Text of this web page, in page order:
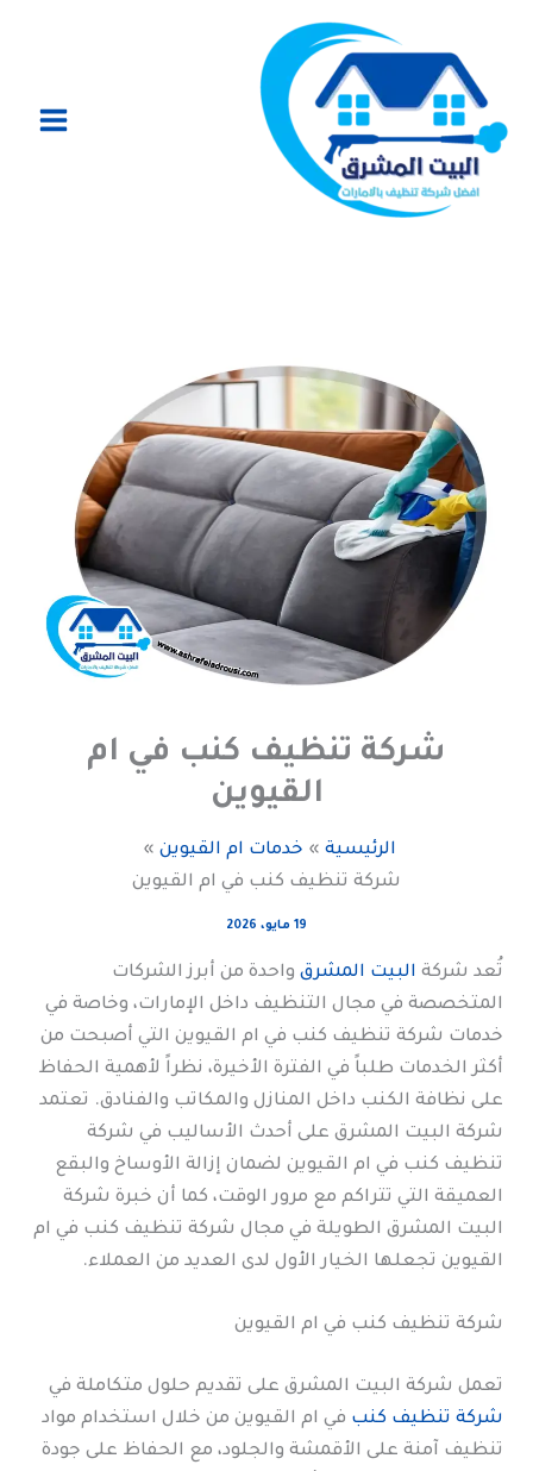
المحتوى
شركة تنظيف كنب في ام
القيوين
الرئيسية
خدمات ام القيوين
شركة تنظيف كنب في ام القيوين
19 مايو، 2026
تُعد شركة البيت المشرق واحدة من أبرز الشركات
المتخصصة في مجال التنظيف داخل الإمارات، وخاصة في
خدمات شركة تنظيف كنب في ام القيوين التي أصبحت من
أكثر الخدمات طلباً في الفترة الأخيرة، نظراً لأهمية الحفاظ
على نظافة الكنب داخل المنازل والمكاتب والفنادق. تعتمد
شركة البيت المشرق على أحدث الأساليب في شركة
تنظيف كنب في ام القيوين لضمان إزالة الأوساخ والبقع
العميقة التي تتراكم مع مرور الوقت، كما أن خبرة شركة
البيت المشرق الطويلة في مجال شركة تنظيف كنب في ام
القيوين تجعلها الخيار الأول لدى العديد من العملاء.
شركة تنظيف كنب في ام القيوين
تعمل شركة البيت المشرق على تقديم حلول متكاملة في
شركة تنظيف كنب في ام القيوين من خلال استخدام مواد
تنظيف آمنة على الأقمشة والجلود، مع الحفاظ على جودة